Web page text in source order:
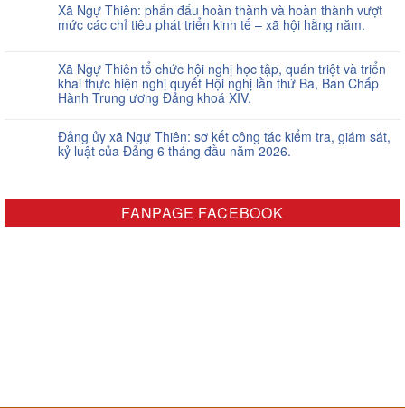
Xã Ngự Thiên: phấn đấu hoàn thành và hoàn thành vượt
mức các chỉ tiêu phát triển kinh tế – xã hội hằng năm.
Xã Ngự Thiên tổ chức hội nghị học tập, quán triệt và triển
khai thực hiện nghị quyết Hội nghị lần thứ Ba, Ban Chấp
Hành Trung ương Đảng khoá XIV.
Đảng ủy xã Ngự Thiên: sơ kết công tác kiểm tra, giám sát,
kỷ luật của Đảng 6 tháng đầu năm 2026.
FANPAGE FACEBOOK